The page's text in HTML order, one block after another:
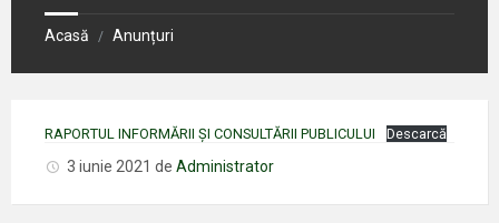
Acasă / Anunțuri
RAPORTUL INFORMĂRII ŞI CONSULTĂRII PUBLICULUI Descarcă
3 iunie 2021 de Administrator